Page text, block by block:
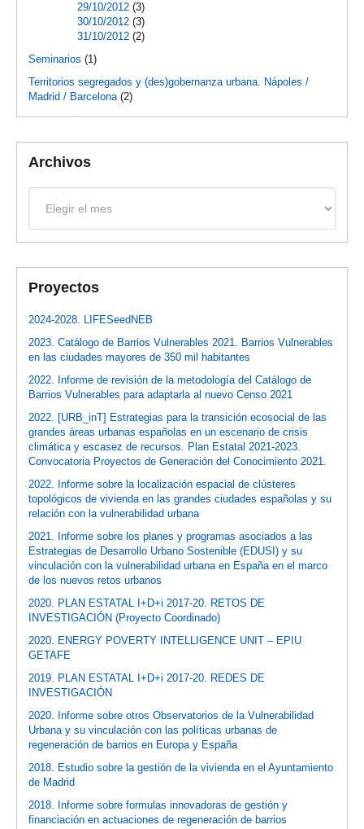
29/10/2012 (3)
30/10/2012 (3)
31/10/2012 (2)
Seminarios (1)
Territorios segregados y (des)gobernanza urbana. Nápoles /
Madrid / Barcelona(2)
Archivos
Proyectos
2024-2028. LIFESeedNEB
2023. Catálogo de Barrios Vulnerables 2021. Barrios Vulnerables
en las ciudades mayores de 350 mil habitantes
2022. Informe de revisión de la metodología del Catálogo de
Barrios Vulnerables para adaptarla al nuevo Censo 2021
2022. [URB_inT] Estrategias para la transición ecosocial de las
grandes áreas urbanas españolas en un escenario de crisis
climática y escasez de recursos. Plan Estatal 2021-2023.
Convocatoria Proyectos de Generación del Conocimiento 2021.
2022. Informe sobre la localización espacial de clústeres
topológicos de vivienda en las grandes ciudades españolas y su
relación con la vulnerabilidad urbana
2021. Informe sobre los planes y programas asociados a las
Estrategias de Desarrollo Urbano Sostenible (EDUSI) y su
vinculación con la vulnerabilidad urbana en España en el marco
de los nuevos retos urbanos
2020. PLAN ESTATAL I+D+i 2017-20. RETOS DE
INVESTIGACIÓN (Proyecto Coordinado)
2020. ENERGY POVERTY INTELLIGENCE UNIT – EPIU
GETAFE
2019. PLAN ESTATAL I+D+i 2017-20. REDES DE
INVESTIGACIÓN
2020. Informe sobre otros Observatorios de la Vulnerabilidad
Urbana y su vinculación con las políticas urbanas de
regeneración de barrios en Europa y España
2018. Estudio sobre la gestión de la vivienda en el Ayuntamiento
de Madrid
2018. Informe sobre formulas innovadoras de gestión y
financiación en actuaciones de regeneración de barrios